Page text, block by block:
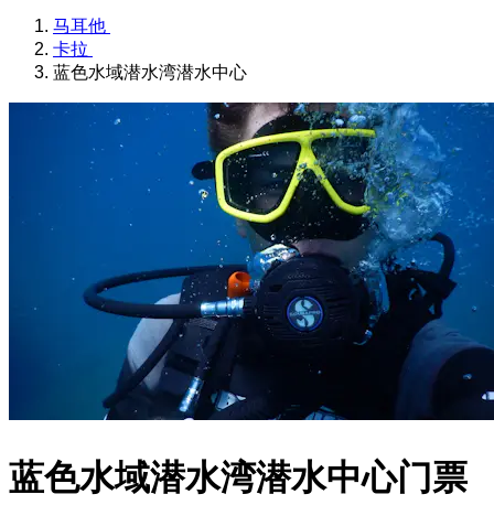
马耳他
卡拉
蓝色水域潜水湾潜水中心
蓝色水域潜水湾潜水中心门票